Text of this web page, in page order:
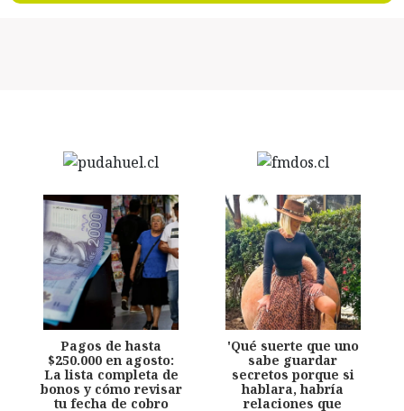
Pagos de hasta
$250.000 en agosto:
La lista completa de
bonos y cómo revisar
tu fecha de cobro
'Qué suerte que uno
sabe guardar
secretos porque si
hablara, habría
relaciones que